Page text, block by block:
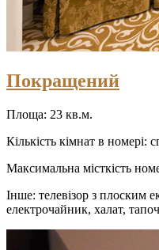
Покращений
Площа: 23 кв.м.
Кількість кімнат в номері:
Максимальна місткість
Інше: телевізор з плоским
електрочайник, халат,